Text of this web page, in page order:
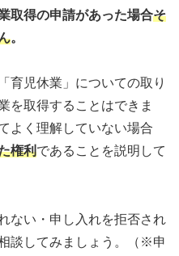
取得の申請があった場合そ
。
育児休業」についての取り
を取得することはできま
よく理解していない場合
権利であることを説明して
ない・申し入れを拒否され
談してみましょう。（※申